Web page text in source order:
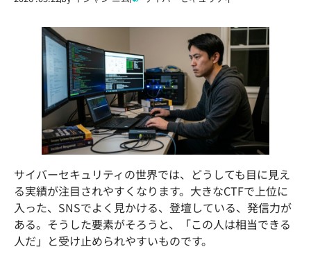
サイバーセキュリティの世界では、どうしても目に見え
る実績が注目されやすくなります。大きなCTFで上位に
入った、SNSでよく見かける、登壇している、発信力が
ある。そうした要素がそろうと、「この人は相当できる
人だ」と受け止められやすいものです。